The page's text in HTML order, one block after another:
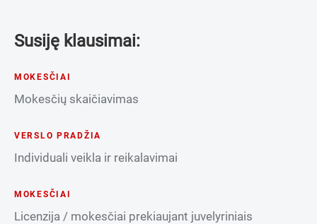
Susiję klausimai:
MOKESČIAI
Mokesčių skaičiavimas
VERSLO PRADŽIA
Individuali veikla ir reikalavimai
MOKESČIAI
Licenzija / mokesčiai prekiaujant juvelyriniais